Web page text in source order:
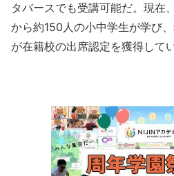
タバースでも受講可能だ。現在
から約150人の小中学生が学び
が在籍校の出席認定を獲得して